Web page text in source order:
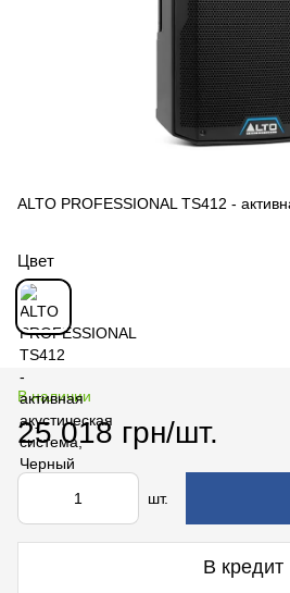
ALTO PROFESSIONAL TS412 -
Цвет
В наличии
25 018 грн/шт.
шт.
В кредит